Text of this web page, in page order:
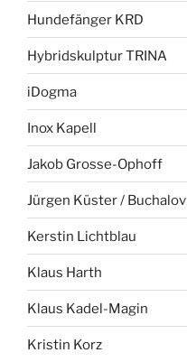
Hundefänger KRD
Hybridskulptur TRINA
iDogma
Inox Kapell
Jakob Grosse-Ophoff
Jürgen Küster / Buchalov
Kerstin Lichtblau
Klaus Harth
Klaus Kadel-Magin
Kristin Korz